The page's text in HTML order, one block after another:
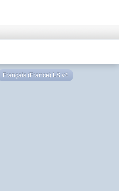
Français (France) LS v4